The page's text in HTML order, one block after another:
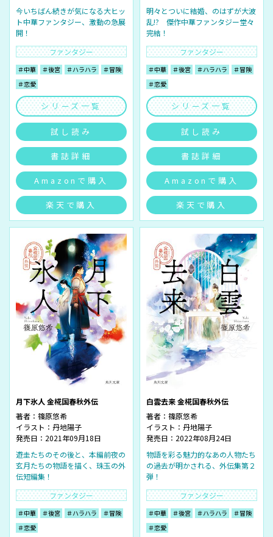
今いちばん続きが気になる大ヒッ
ト中華ファンタジー、激動の急展
開！
ファンタジー
＃中華 ＃後宮 ＃ハラハラ
＃冒険
＃恋愛
シリーズ一覧
試し読み
書誌詳細
Amazonで購入
楽天で購入
明々とついに結婚、のはずが大波
乱!? 傑作中華ファンタジー堂々
完結！
ファンタジー
＃中華 ＃後宮 ＃ハラハラ
＃冒険
＃恋愛
シリーズ一覧
試し読み
書誌詳細
Amazonで購入
楽天で購入
月下氷人 金椛国春秋外伝
著者： 篠原悠希
イラスト： 丹地陽子
発売日：2021年09月18日
遊圭たちのその後と、本編前夜の
玄月たちの物語を描く、珠玉の外
伝短編集！
ファンタジー
＃中華 ＃後宮 ＃ハラハラ
＃冒険
＃恋愛
白雲去来 金椛国春秋外伝
著者： 篠原悠希
イラスト： 丹地陽子
発売日：2022年08月24日
物語を彩る魅力的なあの人物たち
の過去が明かされる、外伝集第２
弾！
ファンタジー
＃中華 ＃後宮 ＃ハラハラ
＃冒険
＃恋愛